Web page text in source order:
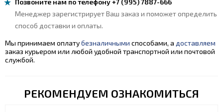
Позвоните нам по телефону +7 (995) 7887-666
Менеджер зарегистрирует Ваш заказ и поможет определить
способ доставки и оплаты.
Мы принимаем оплатубезналичными способами, а доставляем
заказ курьером или любой удобной транспортной или почтовой
службой.
РЕКОМЕНДУЕМ ОЗНАКОМИТЬСЯ